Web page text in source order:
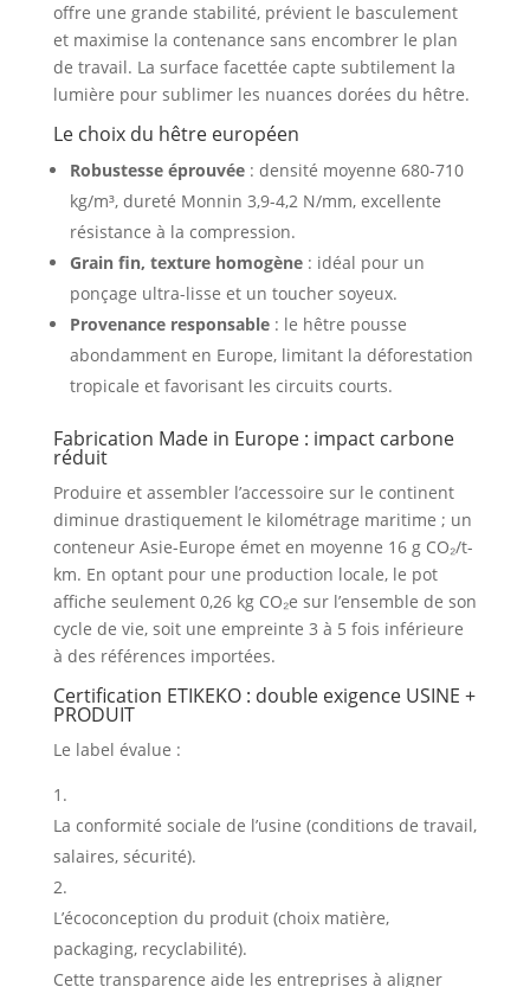
offre une grande stabilité, prévient le basculement
et maximise la contenance sans encombrer le plan
de travail. La surface facettée capte subtilement la
lumière pour sublimer les nuances dorées du hêtre.
Le choix du hêtre européen
Robustesse éprouvée: densité moyenne 680-710
kg/m³, dureté Monnin 3,9-4,2 N/mm, excellente
résistance à la compression.
Grain fin, texture homogène: idéal pour un
ponçage ultra-lisse et un toucher soyeux.
Provenance responsable: le hêtre pousse
abondamment en Europe, limitant la déforestation
tropicale et favorisant les circuits courts.
Fabrication Made in Europe : impact carbone
réduit
Produire et assembler l’accessoire sur le continent
diminue drastiquement le kilométrage maritime ; un
conteneur Asie-Europe émet en moyenne 16 g CO₂/t-
km. En optant pour une production locale, le pot
affiche seulement 0,26 kg CO₂e sur l’ensemble de son
cycle de vie, soit une empreinte 3 à 5 fois inférieure
à des références importées.
Certification ETIKEKO : double exigence USINE +
PRODUIT
Le label évalue :
La conformité sociale de l’usine (conditions de travail,
salaires, sécurité).
L’écoconception du produit (choix matière,
packaging, recyclabilité).
Cette transparence aide les entreprises à aligner